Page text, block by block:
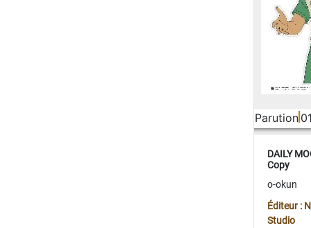
Parution
DAILY
Copy
o-okun
Éditeur :
Studio